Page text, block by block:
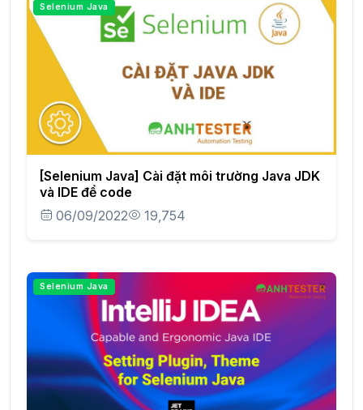
Selenium Java
[Selenium Java] Cài đặt môi trường Java JDK
và IDE để code
06/09/2022
19,754
Selenium Java